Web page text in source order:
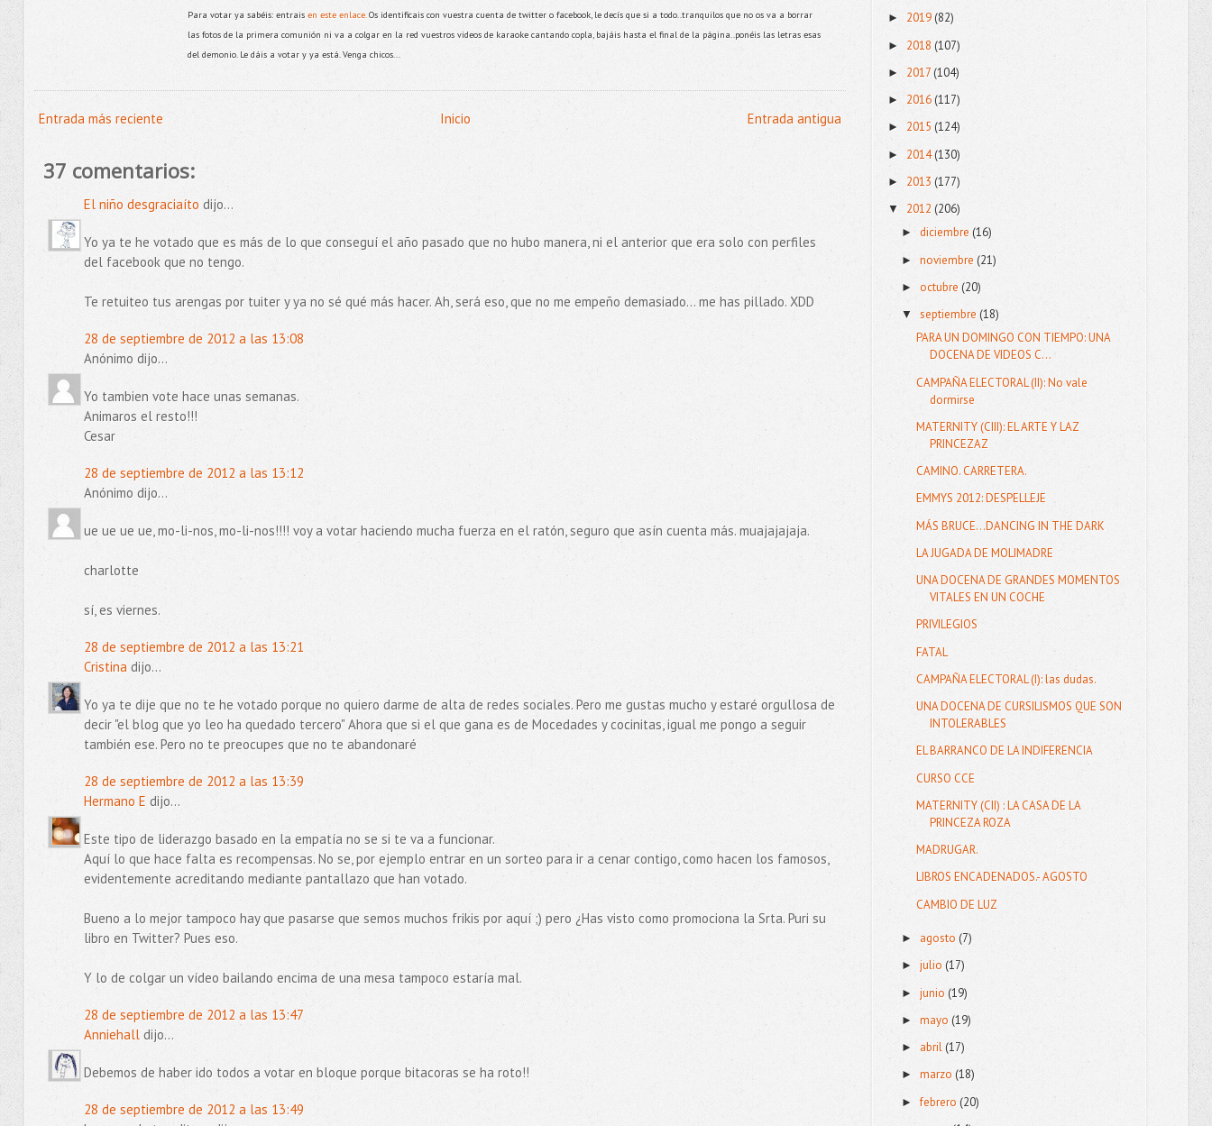
Para votar ya sabéis: entrais en este enlace.Os identificais con vuestra cuenta de twitter o facebook, le decís que si a todo..tranquilos que no os va a borrar
las fotos de la primera comunión ni va a colgar en la red vuestros videos de karaoke cantando copla, bajáis hasta el final de la página..ponéis las letras esas
del demonio. Le dáis a votar y ya está. Venga chicos...
Entrada más reciente Entrada antigua
Inicio
37 comentarios:
El niño desgraciaíto dijo...
Yo ya te he votado que es más de lo que conseguí el año pasado que no hubo manera, ni el anterior que era solo con perfiles
del facebook que no tengo.
Te retuiteo tus arengas por tuiter y ya no sé qué más hacer. Ah, será eso, que no me empeño demasiado... me has pillado. XDD
28 de septiembre de 2012 a las 13:08
Anónimo dijo...
Yo tambien vote hace unas semanas.
Animaros el resto!!!
Cesar
28 de septiembre de 2012 a las 13:12
Anónimo dijo...
ue ue ue ue, mo-li-nos, mo-li-nos!!!! voy a votar haciendo mucha fuerza en el ratón, seguro que asín cuenta más. muajajajaja.
charlotte
sí, es viernes.
28 de septiembre de 2012 a las 13:21
Cristinadijo...
Yo ya te dije que no te he votado porque no quiero darme de alta de redes sociales. Pero me gustas mucho y estaré orgullosa de
decir "el blog que yo leo ha quedado tercero" Ahora que si el que gana es de Mocedades y cocinitas, igual me pongo a seguir
también ese. Pero no te preocupes que no te abandonaré
28 de septiembre de 2012 a las 13:39
Hermano E dijo...
Este tipo de liderazgo basado en la empatía no se si te va a funcionar.
Aquí lo que hace falta es recompensas. No se, por ejemplo entrar en un sorteo para ir a cenar contigo, como hacen los famosos,
evidentemente acreditando mediante pantallazo que han votado.
Bueno a lo mejor tampoco hay que pasarse que semos muchos frikis por aquí ;) pero ¿Has visto como promociona la Srta. Puri su
libro en Twitter? Pues eso.
Y lo de colgar un vídeo bailando encima de una mesa tampoco estaría mal.
28 de septiembre de 2012 a las 13:47
Anniehalldijo...
Debemos de haber ido todos a votar en bloque porque bitacoras se ha roto!!
28 de septiembre de 2012 a las 13:49
► 2019(82)
► 2018 (107)
► 2017 (104)
► 2016(117)
► 2015 (124)
► 2014(130)
► 2013 (177)
▼ 2012 (206)
►diciembre(16)
►noviembre (21)
► octubre(20)
▼septiembre(18)
PARA UN DOMINGO CON TIEMPO: UNA
DOCENA DE VIDEOS C...
CAMPAÑA ELECTORAL (II): No vale
dormirse
MATERNITY (CIII): EL ARTE Y LAZ
PRINCEZAZ
CAMINO. CARRETERA.
EMMYS 2012: DESPELLEJE
MÁS BRUCE...DANCING IN THE DARK
LA JUGADA DE MOLIMADRE
UNA DOCENA DE GRANDES MOMENTOS
VITALES EN UN COCHE
PRIVILEGIOS
FATAL
CAMPAÑA ELECTORAL (I): las dudas.
UNA DOCENA DE CURSILISMOS QUE SON
INTOLERABLES
EL BARRANCO DE LA INDIFERENCIA
CURSO CCE
MATERNITY (CII) : LA CASA DE LA
PRINCEZA ROZA
MADRUGAR.
LIBROS ENCADENADOS.- AGOSTO
CAMBIO DE LUZ
► agosto(7)
►julio(17)
►junio (19)
►mayo(19)
► abril(17)
►marzo (18)
►febrero (20)